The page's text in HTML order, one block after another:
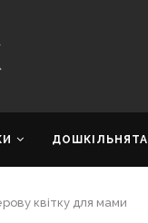
ДОШКІЛЬНЯТА
квітку для мами